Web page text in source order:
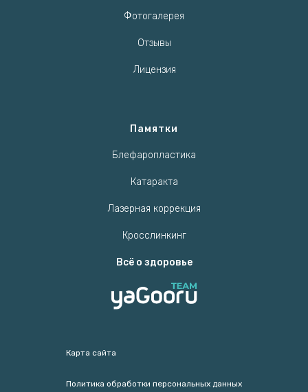
Фотогалерея
Отзывы
Лицензия
Памятки
Блефаропластика
Катаракта
Лазерная коррекция
Кросслинкинг
Всё о здоровье
Карта сайта
Политика обработки персональных данных